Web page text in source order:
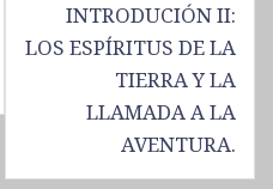
INTRODUCIÓN II:
LOS ESPÍRITUS DE LA
TIERRA Y LA
LLAMADA A LA
AVENTURA.